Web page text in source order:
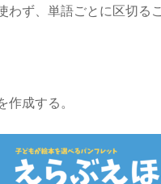
わず、単語ごとに区切る
成する。